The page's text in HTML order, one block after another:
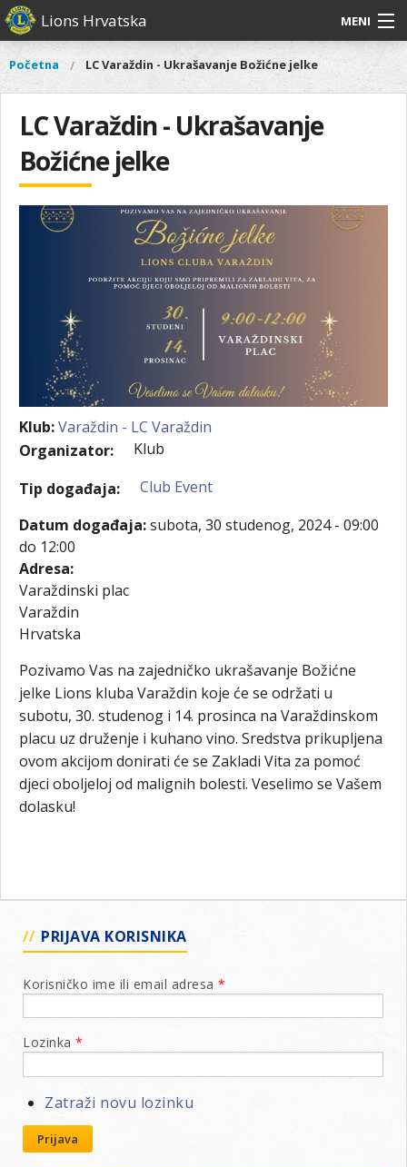
Skoči
na
sadržaj
Lions Hrvatska MENI
O nama
Naši projekti
Aktivnosti
Glavni
O
nama
Distrikt
126
Naši
Aktivnosti
Vi
ste
ovdje
Početna LC Varaždin - Ukrašavanje Božićne jelke
LC Varaždin - Ukrašavanje
Božićne jelke
Klub:Varaždin - LC Varaždin
Organizator:
Klub
Tip događaja:
Club Event
Datum događaja:subota, 30 studenog, 2024 - 09:00
do 12:00
Adresa:
Varaždinski plac
Varaždin
Hrvatska
Pozivamo Vas na zajedničko ukrašavanje Božićne
jelke Lions kluba Varaždin koje će se održati u
subotu, 30. studenog i 14. prosinca na Varaždinskom
placu uz druženje i kuhano vino. Sredstva prikupljena
ovom akcijom donirati će se Zakladi Vita za pomoć
djeci oboljeloj od malignih bolesti. Veselimo se Vašem
dolasku!
PRIJAVA KORISNIKA
Korisničko ime ili email adresa *
Lozinka *
Zatraži novu lozinku
Prijava